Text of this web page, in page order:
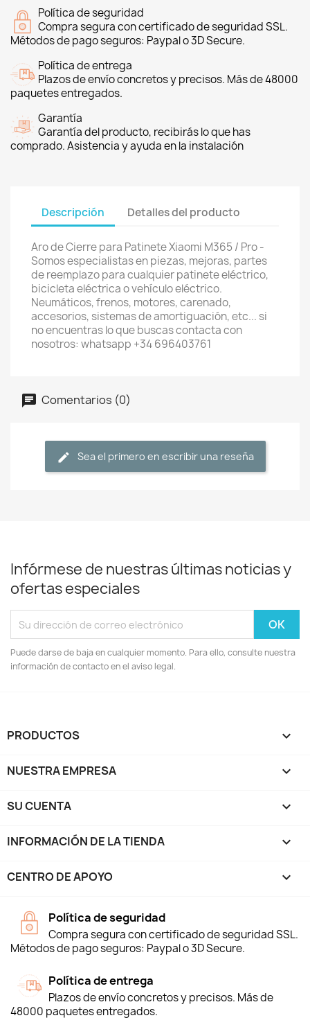
Política de seguridad
Compra segura con certificado de seguridad SSL.
Métodos de pago seguros: Paypal o 3D Secure.
Política de entrega
Plazos de envío concretos y precisos. Más de 48000
paquetes entregados.
Garantía
Garantía del producto, recibirás lo que has
comprado. Asistencia y ayuda en la instalación
Descripción Detalles del producto
Aro de Cierre para Patinete Xiaomi M365 / Pro -
Somos especialistas en piezas, mejoras, partes
de reemplazo para cualquier patinete eléctrico,
bicicleta eléctrica o vehículo eléctrico.
Neumáticos, frenos, motores, carenado,
accesorios, sistemas de amortiguación, etc... si
no encuentras lo que buscas contacta con
nosotros: whatsapp +34 696403761
Comentarios (0)
Sea el primero en escribir una reseña
Infórmese de nuestras últimas noticias y
ofertas especiales
Puede darse de baja en cualquier momento. Para ello, consulte nuestra
información de contacto en el aviso legal.
PRODUCTOS 
NUESTRA EMPRESA 
SU CUENTA 
INFORMACIÓN DE LA TIENDA keyboard_arrow_down
CENTRO DE APOYO 
Política de seguridad
Compra segura con certificado de seguridad SSL.
Métodos de pago seguros: Paypal o 3D Secure.
Política de entrega
Plazos de envío concretos y precisos. Más de
48000 paquetes entregados.